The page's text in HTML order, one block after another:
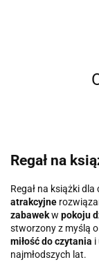
Regał na
Regał na książki
atrakcyjne
zabawekw pokoju
stworzony z myślą
miłość do czytania i
najmłodszych lat.